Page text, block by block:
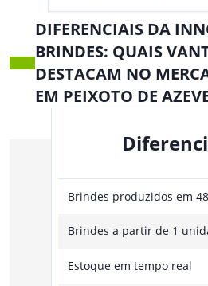
DIFERENCIAIS DA
BRINDES: QUAIS
DESTACAM NO
EM PEIXOTO DE
Brindes produzidos em
Brindes a partir de 1
Estoque em tempo real